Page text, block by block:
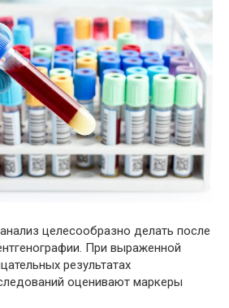
целесообразно делать после
При выраженной
результатах
оценивают маркеры